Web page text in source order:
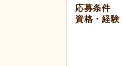
応募条件
資格・経験